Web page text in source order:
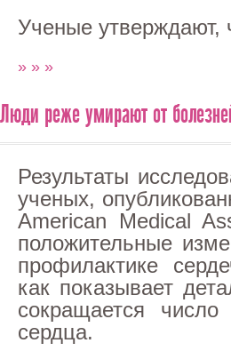
Ученые утверждают,
» » »
Люди реже умирают от
Результаты
ученых,
American Medical
положительные
профилактике
как показывает
сокращается
сердца.